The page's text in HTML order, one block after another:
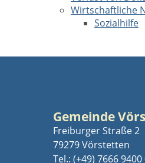
Wirtschaftliche
Sozialhilfe
Gemeinde
Freiburger Straße 2
79279 Vörstetten
Tel.: (+49) 7666 9400